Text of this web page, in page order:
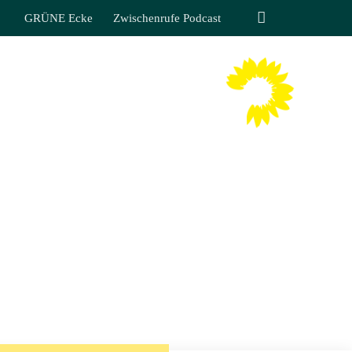
GRÜNE Ecke Zwischenrufe Podcast